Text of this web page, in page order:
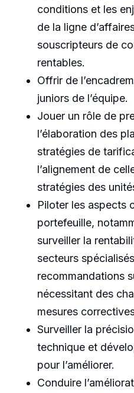
conditions et les
de la ligne
souscripteurs de
rentables.
Offrir de
juniors de l’équipe.
Jouer un rôle de
l’élaboration des
stratégies de
l’alignement de
stratégies des
Piloter les aspects
portefeuille,
surveiller la
secteurs
recommandations
nécessitant des
mesures
Surveiller la
technique et
pour l’améliorer.
Conduire